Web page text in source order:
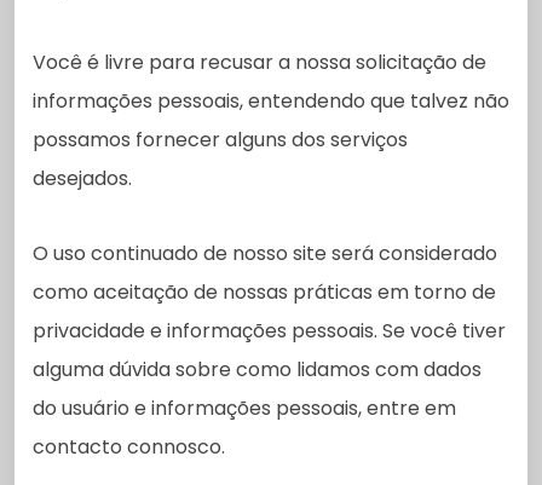
Você é livre para recusar a nossa solicitação de
informações pessoais, entendendo que talvez não
possamos fornecer alguns dos serviços
desejados.
O uso continuado de nosso site será considerado
como aceitação de nossas práticas em torno de
privacidade e informações pessoais. Se você tiver
alguma dúvida sobre como lidamos com dados
do usuário e informações pessoais, entre em
contacto connosco.